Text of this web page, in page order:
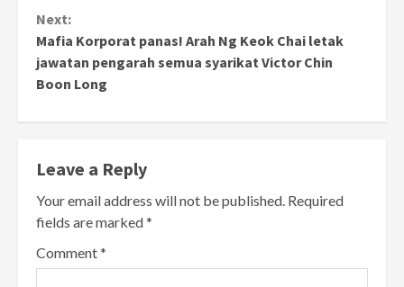
Next:
Mafia Korporat panas! Arah Ng Keok Chai letak
jawatan pengarah semua syarikat Victor Chin
Boon Long
Leave a Reply
Your email address will not be published. Required
fields are marked*
Comment*